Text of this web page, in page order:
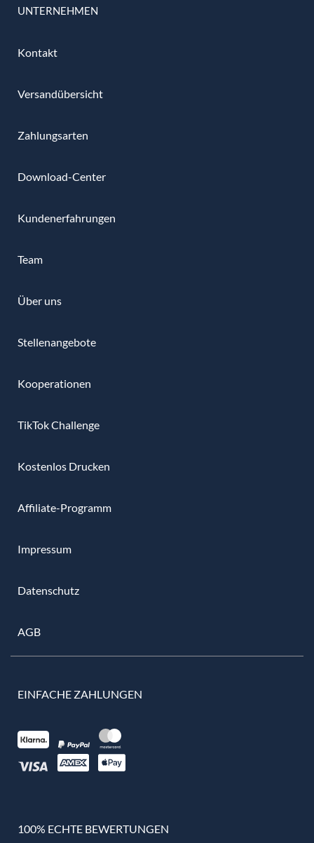
UNTERNEHMEN
Kontakt
Versandübersicht
Zahlungsarten
Download-Center
Kundenerfahrungen
Team
Über uns
Stellenangebote
Kooperationen
TikTok Challenge
Kostenlos Drucken
Affiliate-Programm
Impressum
Datenschutz
AGB
EINFACHE ZAHLUNGEN
100% ECHTE BEWERTUNGEN